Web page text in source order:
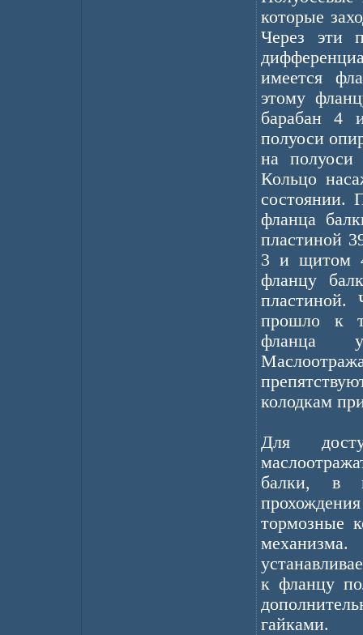
которые
Через эти
имеется
этому
барабан 4
полуоси
на
Кольцо
состоянии.
фланца
пластиной
3 и щитом
фланцу
пластиной.
прошло к
фланца
колодкам
Для
балки, в
тормозные
к фланцу
гайками.